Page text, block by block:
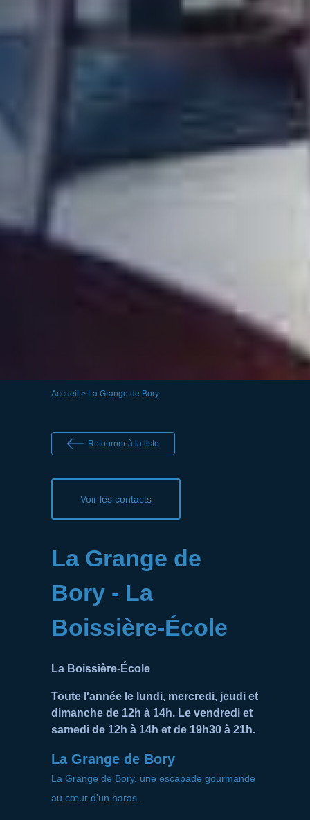
Accueil > La Grange de Bory
Retourner à la liste
Voir les contacts
La Grange de
Bory - La
Boissière-École
La Boissière-École
Toute l'année le lundi, mercredi, jeudi et
dimanche de 12h à 14h. Le vendredi et
samedi de 12h à 14h et de 19h30 à 21h.
La Grange de Bory
La Grange de Bory, une escapade gourmande
au cœur d'un haras.